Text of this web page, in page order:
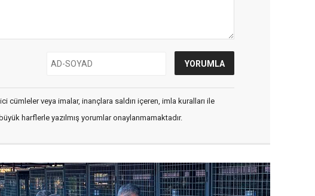
cümleler veya imalar, inançlara saldırı içeren, imla kuralları ile
harflerle yazılmış yorumlar onaylanmamaktadır.